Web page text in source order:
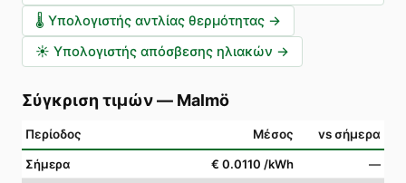
🌡️ Υπολογιστής αντλίας θερμότητας →
☀️ Υπολογιστής απόσβεσης ηλιακών →
Σύγκριση τιμών— Malmö
Περίοδος Μέσος vs σήμερα
Σήμερα € 0.0110 /kWh
—